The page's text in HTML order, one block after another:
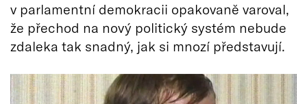
v parlamentní demokracii opakovaně varoval,
že přechod na nový politický systém nebude
zdaleka tak snadný, jak si mnozí představují.